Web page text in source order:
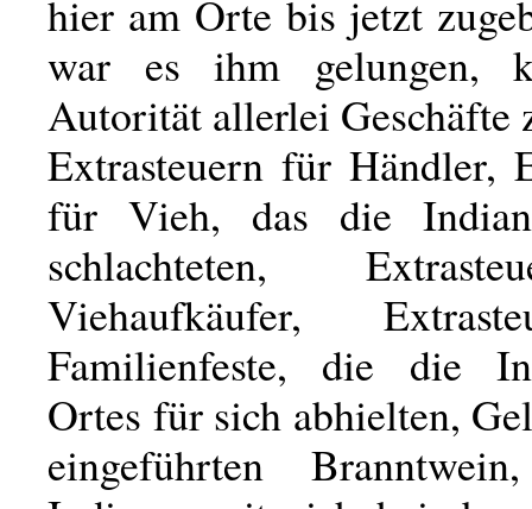
hier am Orte bis jetzt
war es ihm gelungen,
Autorität allerlei Geschäfte
Extrasteuern für Händler,
für Vieh, das die
schlachteten,
Viehaufkäufer,
Familienfeste, die die
Ortes für sich abhielten,
eingeführten